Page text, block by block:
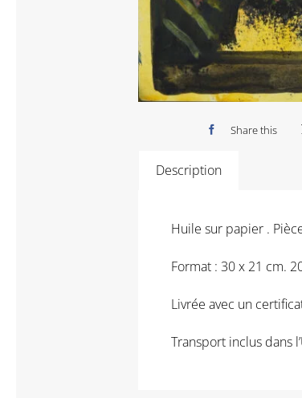
Share this
Description
Huile sur papier .
Format : 30 x 21 cm.
Livrée avec un
Transport inclus dans